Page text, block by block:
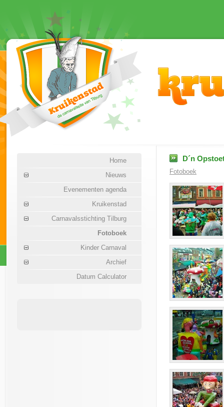
Home
Nieuws
Evenementen agenda
Kruikenstad
Carnavalsstichting Tilburg
Fotoboek
Kinder Carnaval
Archief
Datum Calculator
D´n
Fotoboek